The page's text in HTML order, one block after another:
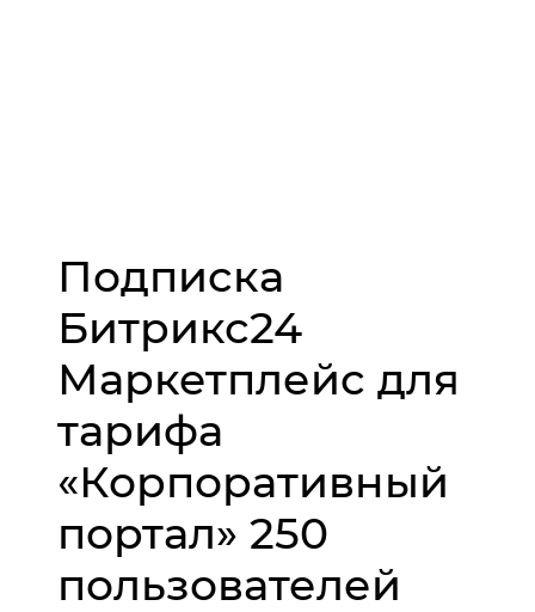
Подписка
Битрикс24
Маркетплейс для
тарифа
«Корпоративный
портал» 250
пользователей